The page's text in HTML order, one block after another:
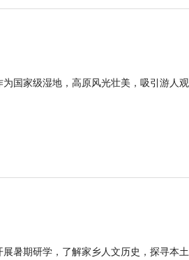
国家级湿地，高原风光壮美，吸引游人观
暑期研学，了解家乡人文历史，探寻本